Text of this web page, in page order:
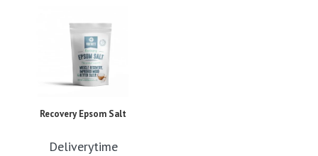
Recovery Epsom Salt
Deliverytime